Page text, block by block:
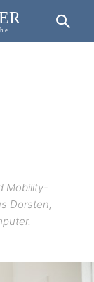
Mobility-
Dorsten,